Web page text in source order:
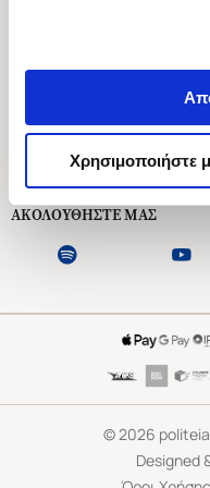
Χρησιμοποιήστε
Δευτέρα -
Εξυπηρέτηση Πελατών
ΑΚΟΛΟΥΘΗΣΤΕ ΜΑΣ
©2026
Designed